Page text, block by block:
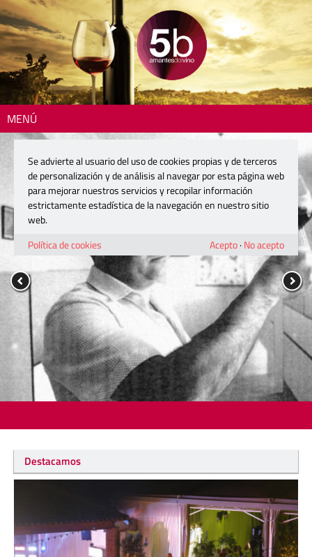
MENÚ
Destacamos
Se advierte al usuario del uso de cookies propias y de terceros
de personalización y de análisis al navegar por esta página web
para mejorar nuestros servicios y recopilar información
estrictamente estadística de la navegación en nuestro sitio
web.
Política de cookies
Acepto· No acepto